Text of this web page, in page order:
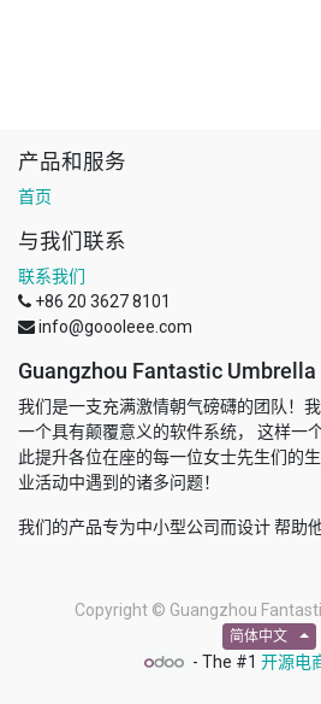
产品和服务
首页
与我们联系
联系我们
+86 20 3627 8101
info@goooleee.com
Guangzhou Fantastic Umbrella
我们是一支充满激情朝气磅礴的团队！
一个具有颠覆意义的软件系统， 这样一
此提升各位在座的每一位女士先生们的
业活动中遇到的诸多问题！
我们的产品专为中小型公司而设计 帮助
Copyright © Guangzhou
简体中文
- The #1 开源电